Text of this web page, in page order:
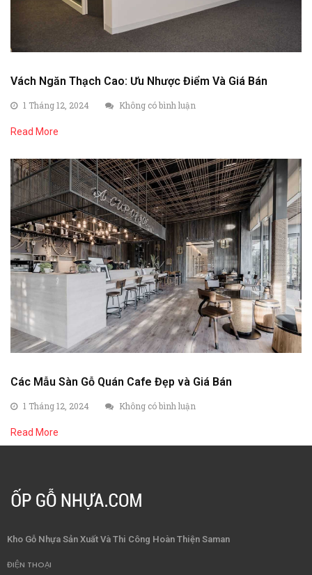
Vách Ngăn Thạch Cao: Ưu Nhược Điểm Và Giá Bán
1 Tháng 12, 2024 Không có bình luận
Read More
Các Mẫu Sàn Gỗ Quán Cafe Đẹp và Giá Bán
1 Tháng 12, 2024 Không có bình luận
Read More
Kho Gỗ Nhựa Sản Xuất Và Thi Công Hoàn Thiện Saman
ĐIỆN THOẠI